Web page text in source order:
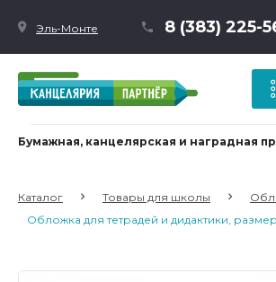
Эль-Монте 8 (383) 225-
Бумажная, канцелярская и наградная
Каталог Товары для школы
Обложка для тетрадей и дидактики,